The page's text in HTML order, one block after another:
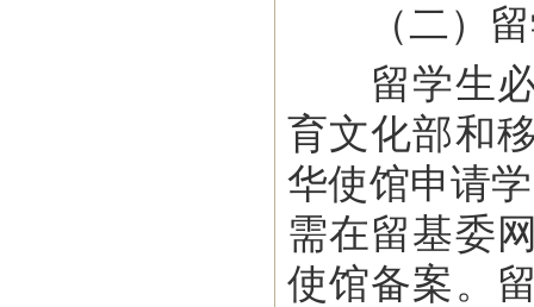
（二）留
留学生必
育文化部和
华使馆申请
需在留基委
使馆备案。